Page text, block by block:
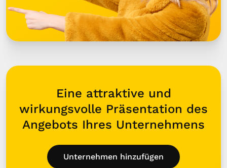
Eine attraktive und
wirkungsvolle Präsentation des
Angebots Ihres Unternehmens
Unternehmen hinzufügen